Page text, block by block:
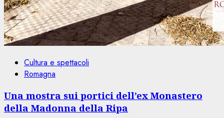
Cultura e spettacoli
Romagna
Una mostra sui portici dell’ex Monastero
della Madonna della Ripa